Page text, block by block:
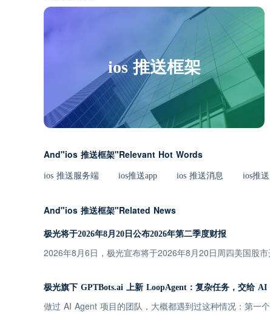
ios 推送框架
And"ios 推送框架"Relevant Hot Words
ios 推送服务端 ios推送app ios 推送消息 ios推
And"ios 推送框架"Related News
极光将于2026年8月20日公布2026年第二季度财报
2026年8月6日，极光宣布将于2026年8月20日周四美国股
极光旗下 GPTBots.ai 上新 LoopAgent：复杂任务，交给 AI
做过 AI Agent 项目的团队，大概都遇到过这种情况：第一